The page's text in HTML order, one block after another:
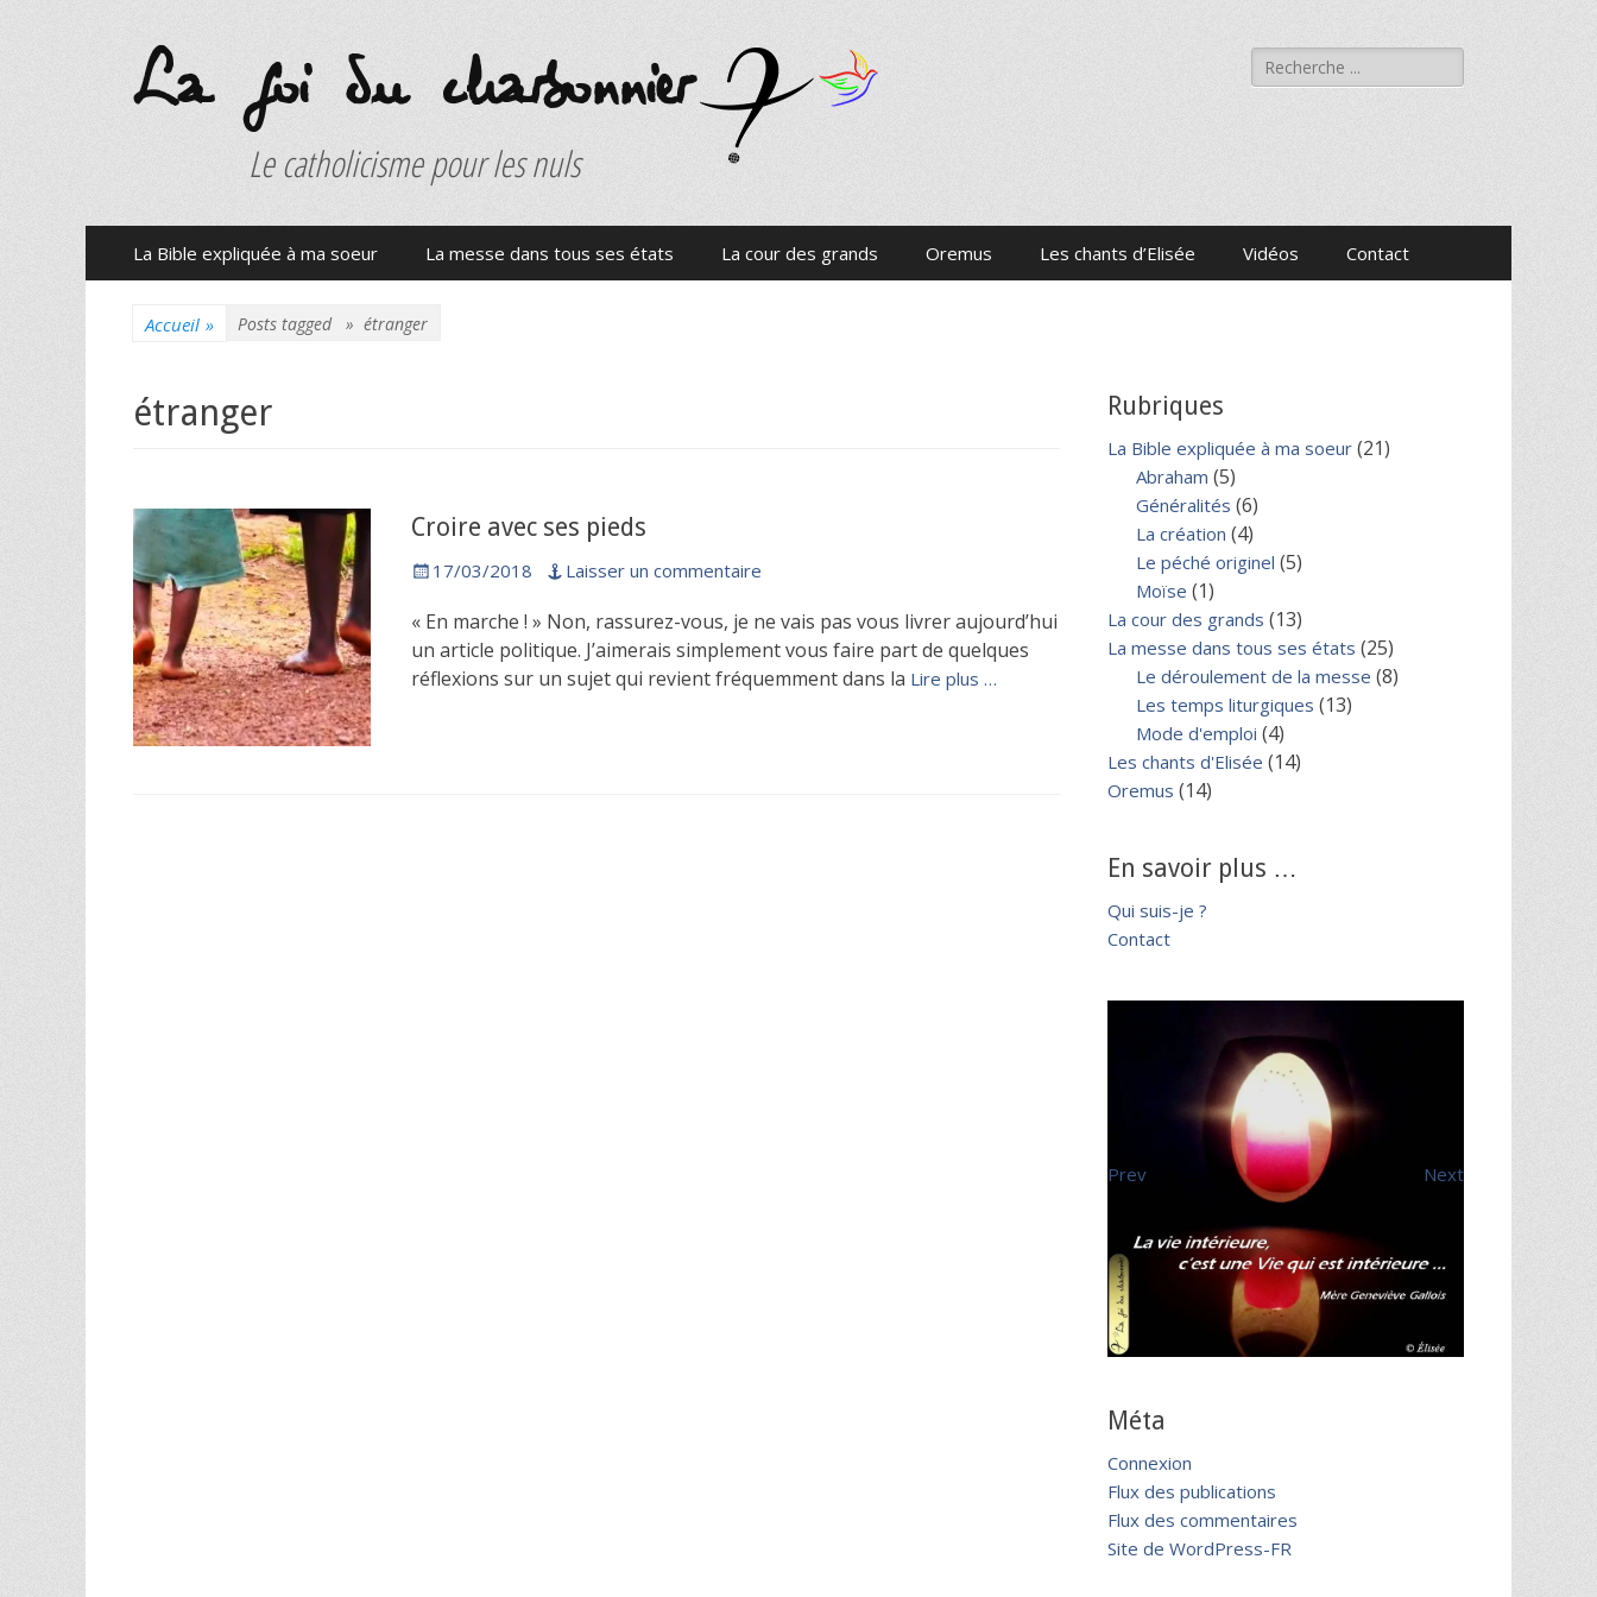
La foi du charbonnier
Le catholicisme pour les nuls
Rechercher :
Menu
principal
La Bible expliquée à ma soeur La messe dans tous ses états La cour des grands Oremus Les chants d’Elisée Vidéos Contact
Accueil » Posts tagged » étranger
étranger
Croire avec ses pieds
Posted
17/03/2018 Laisser un commentaire
« En marche ! » Non, rassurez-vous, je ne vais pas vous livrer aujourd’hui
un article politique. J’aimerais simplement vous faire part de quelques
réflexions sur un sujet qui revient fréquemment dans la Lire plus …
Rubriques
La Bible expliquée à ma soeur (21)
Abraham (5)
Généralités (6)
La création (4)
Le péché originel (5)
Moïse (1)
La cour des grands (13)
La messe dans tous ses états (25)
Le déroulement de la messe (8)
Les temps liturgiques (13)
Mode d'emploi (4)
Les chants d'Elisée (14)
Oremus (14)
En savoir plus …
Qui suis-je ?
Contact
Prev Next
Méta
Connexion
Flux des publications
Flux des commentaires
Site de WordPress-FR